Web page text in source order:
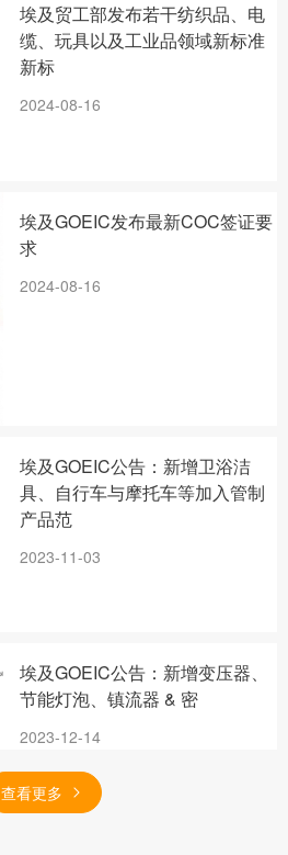
埃及贸工部发布若干纺织品、电
缆、玩具以及工业品领域新标准
新标
2024-08-16
埃及GOEIC发布最新COC签证要
求
2024-08-16
埃及GOEIC公告：新增卫浴洁
具、自行车与摩托车等加入管制
产品范
2023-11-03
埃及GOEIC公告：新增变压器、
节能灯泡、镇流器 & 密
2023-12-14
查看更多